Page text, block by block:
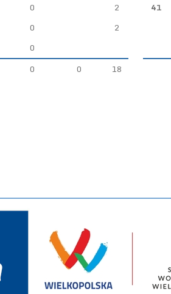
0
2
0
2
0
0 0 18
41